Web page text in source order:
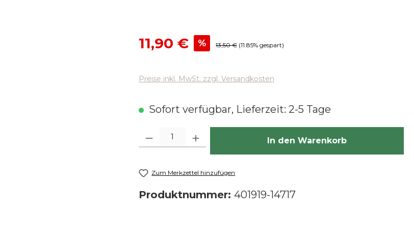
Verkaufspreis:
11,90 € % Regulärer Preis:
13,50 € (11.85% gespart)
Preise inkl. MwSt. zzgl. Versandkosten
Sofort verfügbar, Lieferzeit: 2-5 Tage
Produkt Anzahl: Gib den gewünschten Wert ein oder benutze die
In den Warenkorb
Zum Merkzettel hinzufügen
Produktnummer: 401919-14717